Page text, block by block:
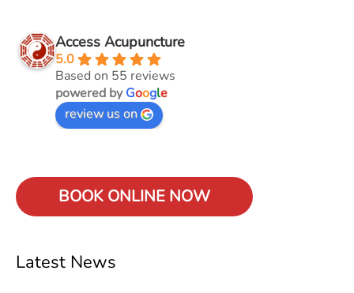
Access Acupuncture
5.0
Based on 55 reviews
powered byGoogle
review us on
BOOK ONLINE NOW
Latest News